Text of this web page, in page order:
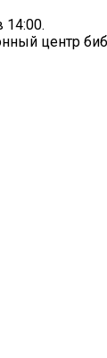
14:00.
центр